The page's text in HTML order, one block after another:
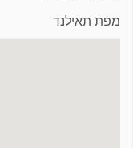
מפת תאילנד